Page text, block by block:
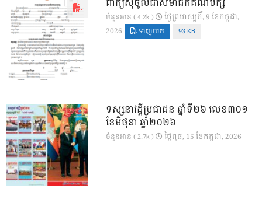
ពាក្យសុំចូលជាសមាជិកគណបក្ស
ចំនួនអាន ( 4.2k )
ថ្ងៃ​ព្រហស្បតិ៍, 9 ខែ​កក្កដា,
2026
ទាញយក 93 KB
ទស្សនាវដ្ដីប្រជាជន ឆ្នាំទី២៦ លេខ៣០១
ខែមិថុនា ឆ្នាំ២០២៦
ចំនួនអាន ( 2.7k ) ថ្ងៃ​ពុធ, 15 ខែ​កក្កដា, 2026